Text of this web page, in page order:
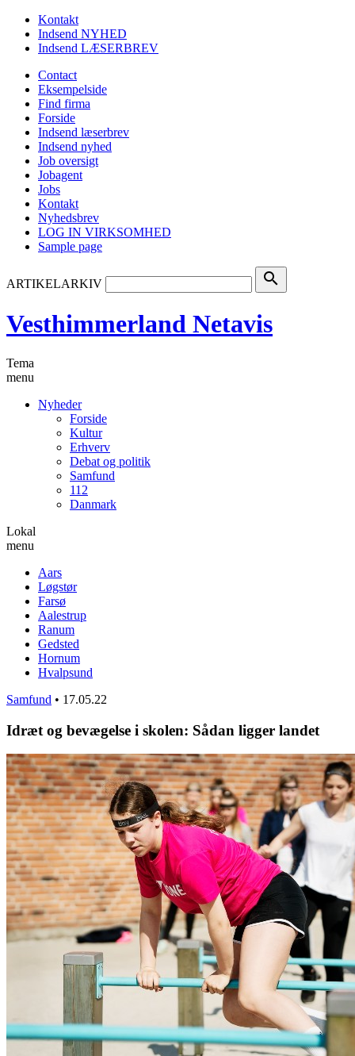
Kontakt
Indsend NYHED
Indsend LÆSERBREV
Contact
Eksempelside
Find firma
Forside
Indsend læserbrev
Indsend nyhed
Job oversigt
Jobagent
Jobs
Kontakt
Nyhedsbrev
LOG IN VIRKSOMHED
Sample page
ARTIKELARKIV search
Vesthimmerland Netavis
Tema
menu
Nyheder
Forside
Kultur
Erhverv
Debat og politik
Samfund
112
Danmark
Lokal
menu
Aars
Løgstør
Farsø
Aalestrup
Ranum
Gedsted
Hornum
Hvalpsund
Samfund • 17.05.22
Idræt og bevægelse i skolen: Sådan ligger landet